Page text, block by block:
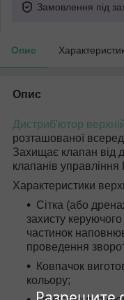
Замовлення під
Опис
Опис
Дистриб'ютор
розташованої
Захищає клапан від
клапанів управління
Характеристики
Сітка (або
захисту
частинок
проведення
Ковпачок
кольору;